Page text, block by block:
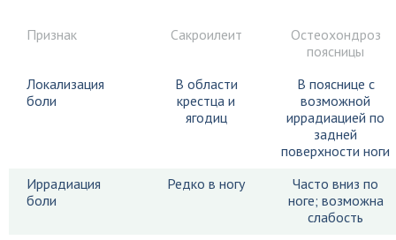
Признак Сакроилеит
Остеохондроз
поясницы
Локализация
боли
В области
крестца и
ягодиц
В пояснице с
возможной
иррадиацией по
задней
поверхности ноги
Иррадиация
боли
Редко в ногу
Часто вниз по
ноге; возможна
слабость